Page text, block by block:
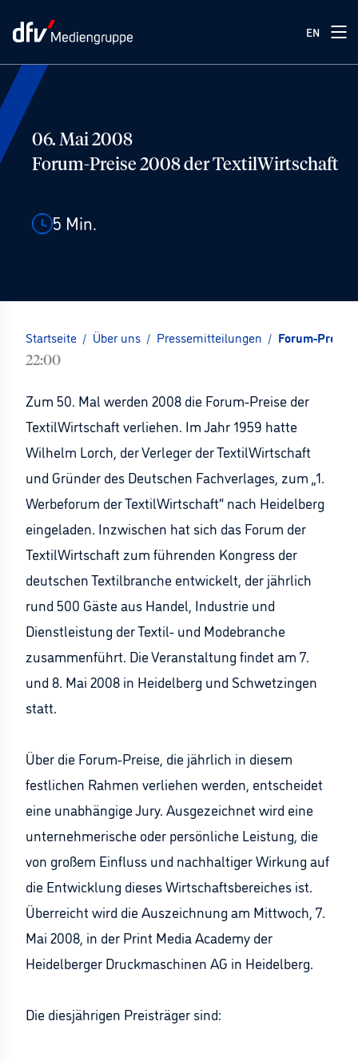
EN
06. Mai 2008
Forum-Preise 2008 der TextilWirtschaft
5 Min.
Startseite / Über uns / Pressemitteilungen / Forum-
22:00
Zum 50. Mal werden 2008 die Forum-Preise der
TextilWirtschaft verliehen. Im Jahr 1959 hatte
Wilhelm Lorch, der Verleger der TextilWirtschaft
und Gründer des Deutschen Fachverlages, zum „1.
Werbeforum der TextilWirtschaft“ nach Heidelberg
eingeladen. Inzwischen hat sich das Forum der
TextilWirtschaft zum führenden Kongress der
deutschen Textilbranche entwickelt, der jährlich
rund 500 Gäste aus Handel, Industrie und
Dienstleistung der Textil- und Modebranche
zusammenführt. Die Veranstaltung findet am 7.
und 8. Mai 2008 in Heidelberg und Schwetzingen
statt.
Über die Forum-Preise, die jährlich in diesem
festlichen Rahmen verliehen werden, entscheidet
eine unabhängige Jury. Ausgezeichnet wird eine
unternehmerische oder persönliche Leistung, die
von großem Einfluss und nachhaltiger Wirkung auf
die Entwicklung dieses Wirtschaftsbereiches ist.
Überreicht wird die Auszeichnung am Mittwoch, 7.
Mai 2008, in der Print Media Academy der
Heidelberger Druckmaschinen AG in Heidelberg.
Die diesjährigen Preisträger sind: